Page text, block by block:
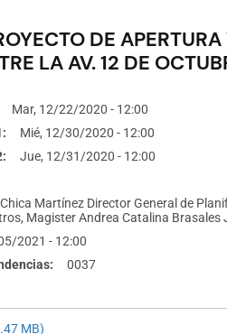
DE
LA AV. 12 DE
Mar, 12/22/2020 - 12:00
Mié, 12/30/2020 - 12:00
Jue, 12/31/2020 - 12:00
Martínez Director General de
Magister Andrea Catalina
2021 - 12:00
0037
MB)